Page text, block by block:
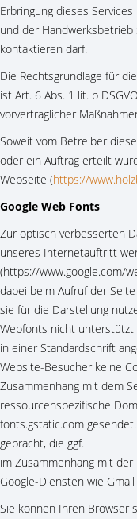
Erbringung dieses
und der
kontaktieren darf.
Die Rechtsgrundlage für
ist Art. 6 Abs. 1 lit. b
vorvertraglicher
Soweit vom Betreiber
oder ein Auftrag erteilt
Webseite (https://
Google Web Fonts
Zur optisch verbesserten
unseres Internetauftritt
(https://www.google.com/
dabei beim Aufruf der
sie für die Darstellung
Webfonts nicht
in einer Standardschrift
Website-Besucher keine
Zusammenhang mit dem
ressourcenspezifische
fonts.gstatic.com
gebracht, die ggf.
im Zusammenhang mit
Google-Diensten wie
Sie können Ihren Browser